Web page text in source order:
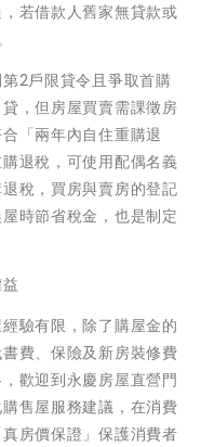
若借款人舊家無貸款或
2戶限貸令且爭取首購
，但房屋買賣需課徵房
「兩年內自住重購退
退稅，可使用配偶名義
稅，買房與賣房的登記
時節省稅金，也是制定
驗有限，除了購屋金的
費、保險及新房裝修費
歡迎到永慶房屋直營門
售屋服務建議，在消費
房價保證」保護消費者